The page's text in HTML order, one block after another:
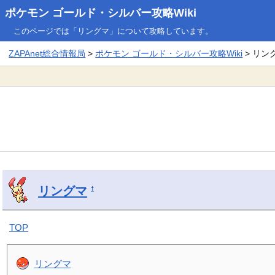
ポケモン ゴールド・シルバー攻略Wiki
このページでは「リングマ」について攻略しています。
ZAPAnet総合情報局 >ポケモン ゴールド・シルバー攻略Wiki > リン
リングマ †
TOP
リングマ